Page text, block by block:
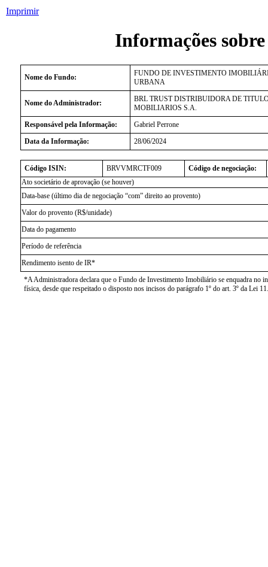
Imprimir
Informações
Nome do Fundo:
FUNDO DE INVESTIMENTO
URBANA
Nome do Administrador:
BRL TRUST DISTRIBUIDORA DE
MOBILIARIOS S.A.
Responsável pela Informação:
Gabriel Perrone
Data da Informação:
28/06/2024
Código ISIN: BRVVMRCTF009
Código de negociação:
Ato societário de aprovação (se houver)
Data-base (último dia de negociação “com” direito ao provento)
Valor do provento (R$/unidade)
Data do pagamento
Período de referência
Rendimento isento de IR*
*A Administradora declara que o Fundo de Investimento Imobiliário se enquadra no
física, desde que respeitado o disposto nos incisos do parágrafo 1º do art. 3º da Lei